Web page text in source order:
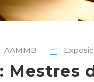
AAMMB
Mestres